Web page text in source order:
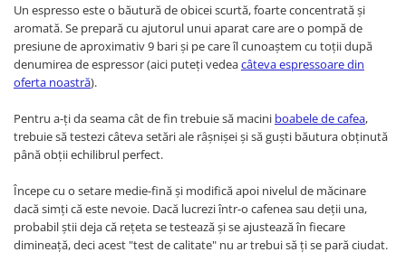
Un espresso este o băutură de obicei scurtă, foarte concentrată și
aromată. Se prepară cu ajutorul unui aparat care are o pompă de
presiune de aproximativ 9 bari și pe care îl cunoaștem cu toții după
denumirea de espressor (aici puteți vedeacâteva espressoare din
oferta noastră).
Pentru a-ți da seama cât de fin trebuie să macini boabele de cafea,
trebuie să testezi câteva setări ale râșnișei și să guști băutura obținută
până obții echilibrul perfect.
Începe cu o setare medie-fină și modifică apoi nivelul de măcinare
dacă simți că este nevoie. Dacă lucrezi într-o cafenea sau deții una,
probabil știi deja că rețeta se testează și se ajustează în fiecare
dimineață, deci acest "test de calitate" nu ar trebui să ți se pară ciudat.